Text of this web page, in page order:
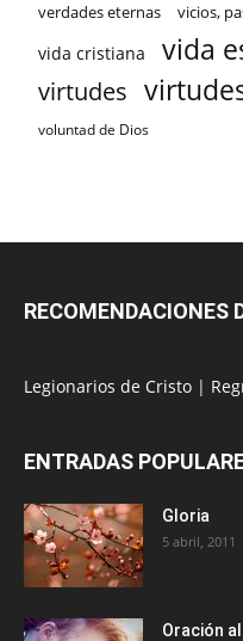
verdades eternas vicios,
vida cristiana vida
virtudes
voluntad de Dios
RECOMENDACIONES
Legionarios de Cristo |
ENTRADAS
Gloria
5 abril, 2011
Oración